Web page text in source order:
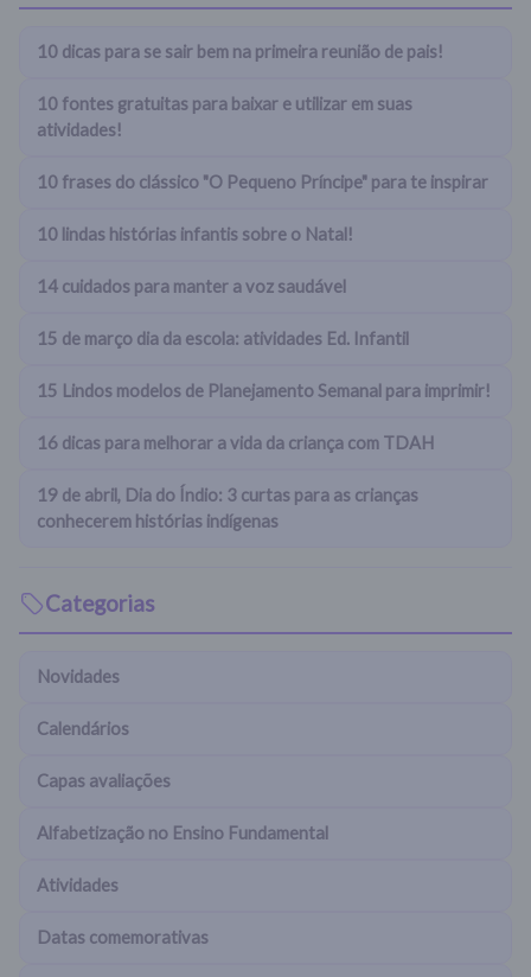
10 dicas para se sair bem na primeira reunião de pais!
10 fontes gratuitas para baixar e utilizar em suas
atividades!
10 frases do clássico "O Pequeno Príncipe" para te inspirar
10 lindas histórias infantis sobre o Natal!
14 cuidados para manter a voz saudável
15 de março dia da escola: atividades Ed. Infantil
15 Lindos modelos de Planejamento Semanal para imprimir!
16 dicas para melhorar a vida da criança com TDAH
19 de abril, Dia do Índio: 3 curtas para as crianças
conhecerem histórias indígenas
Categorias
Novidades
Calendários
Capas avaliações
Alfabetização no Ensino Fundamental
Atividades
Datas comemorativas